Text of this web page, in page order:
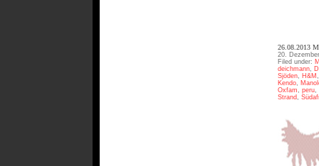
26.08.2013
20.
Filed under:
deichmann
Sjöden
H&M
Kendo
Oxfam
peru
Strand